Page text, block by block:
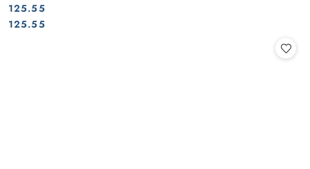
Cena:
125.55
Cena:
125.55